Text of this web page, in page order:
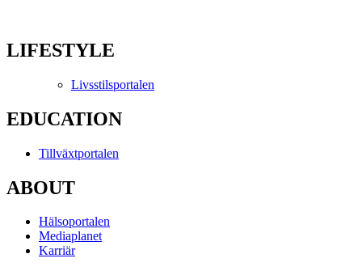
LIFESTYLE
Livsstilsportalen
EDUCATION
Tillväxtportalen
ABOUT
Hälsoportalen
Mediaplanet
Karriär